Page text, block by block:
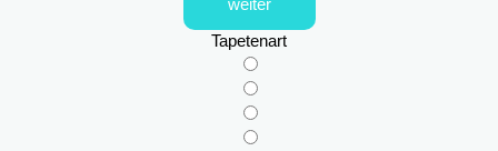
weiter
Tapetenart